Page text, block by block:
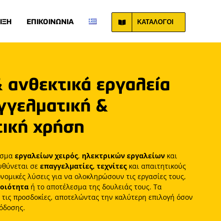
ΕΠΙΚΟΙΝΩΝΙΑ ΚΑΤΑΛΟΓΟΙ
ανθεκτικά εργαλεία
&
χρήση
εργαλείων χειρός, ηλεκτρικών εργαλείων και
σε επαγγελματίες, τεχνίτες και απαιτητικούς
λύσεις για να ολοκληρώσουν τις εργασίες τους,
ή το αποτέλεσμα της δουλειάς τους. Τα
προσδοκίες, αποτελώντας την καλύτερη επιλογή όσον